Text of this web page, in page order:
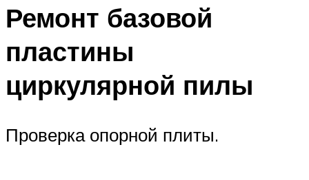
Ремонт базовой
пластины
циркулярной пилы
Проверка опорной плиты.